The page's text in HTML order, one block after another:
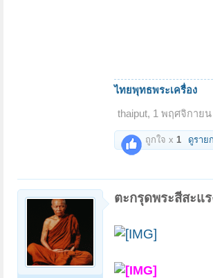
เพชร เหรียญส
อธิษฐานจิตเท
ยาก พุทธคุณบูช
บูชาครั้งเดียวไ
คุณ อรรถพล ด่า
4 โทร.084-
ไทยพุทธพระเครื่อง
thaiput, 1 พฤศจิกายน
ถูกใจ x 1 ดูราย
ตะกรุดพระสีสะแ